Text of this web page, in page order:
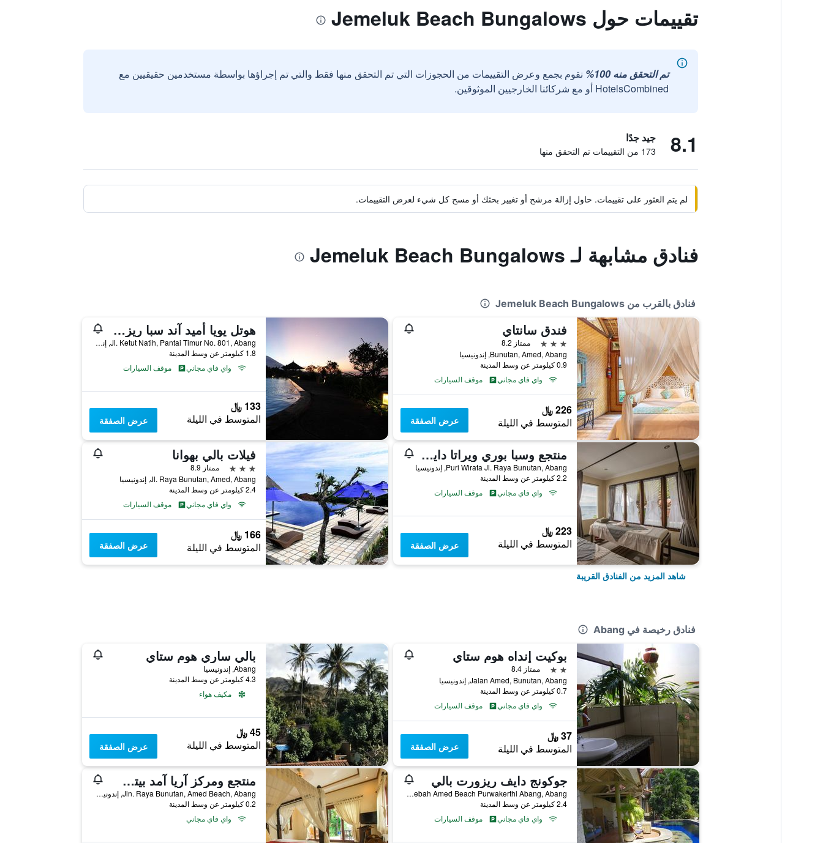
تقييمات حول Jemeluk Beach Bungalows
تم التحقق منه 100%
نقوم بجمع وعرض التقييمات من الحجوزات التي تم التحقق منها فقط والتي تم إجراؤها بواسطة مستخدمين حقيقيين مع
HotelsCombined أو مع شركائنا الخارجيين الموثوقين.
8.1 جيد جدًا
173 من التقييمات تم التحقق منها
لم يتم العثور على تقييمات. حاول إزالة مرشح أو تغيير بحثك أو مسح كل شيء لعرض التقييمات.
فنادق مشابهة لـ Jemeluk Beach Bungalows
فنادق بالقرب من Jemeluk Beach Bungalows
فندق سانتاي
3 نجوم
ممتاز 8.2
Bunutan, Amed, Abang, إندونيسيا
0.9 كيلومتر عن وسط المدينة
واي فاي مجاني
موقف السيارات
226 ﷼
المتوسط في الليلة عرض الصفقة
هوتل يويا أميد آند سبا ريزورت
Jl. Ketut Natih, Pantai Timur No. 801, Abang, إندونيسيا
1.8 كيلومتر عن وسط المدينة
واي فاي مجاني
موقف السيارات
133 ﷼
المتوسط في الليلة عرض الصفقة
منتجع وسبا بوري ويراتا دايف أميد
Puri Wirata Jl. Raya Bunutan, Abang, إندونيسيا
2.2 كيلومتر عن وسط المدينة
واي فاي مجاني
موقف السيارات
223 ﷼
المتوسط في الليلة عرض الصفقة
فيلات بالي بهوانا
3 نجوم
ممتاز 8.9
Jl. Raya Bunutan, Amed, Abang, إندونيسيا
2.4 كيلومتر عن وسط المدينة
واي فاي مجاني
موقف السيارات
166 ﷼
المتوسط في الليلة عرض الصفقة
شاهد المزيد من الفنادق القريبة
فنادق رخيصة في Abang
بوكيت إنداه هوم ستاي
2 نجمتين
ممتاز 8.4
Jalan Amed, Bunutan, Abang, إندونيسيا
0.7 كيلومتر عن وسط المدينة
واي فاي مجاني
موقف السيارات
37 ﷼
المتوسط في الليلة عرض الصفقة
بالي ساري هوم ستاي
Abang, إندونيسيا
4.3 كيلومتر عن وسط المدينة
مكيف هواء
45 ﷼
المتوسط في الليلة عرض الصفقة
جوكونج دايف ريزورت بالي
Dusun Lebah Amed Beach Purwakerthi Abang, Abang, إندونيسيا
2.4 كيلومتر عن وسط المدينة
واي فاي مجاني
موقف السيارات
منتجع ومركز آريا آمد بيتش للغوص
Jln. Raya Bunutan, Amed Beach, Abang, إندونيسيا
0.2 كيلومتر عن وسط المدينة
واي فاي مجاني